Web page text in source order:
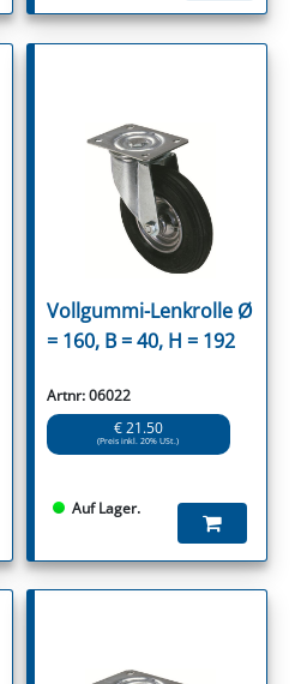
Vollgummi-Lenkrolle Ø
= 160, B = 40, H = 192
Artnr: 06022
€ 21.50
(Preis inkl. 20% USt.)
Auf Lager.